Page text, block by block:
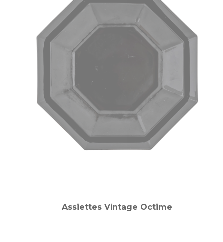
Assiettes Vintage Octime